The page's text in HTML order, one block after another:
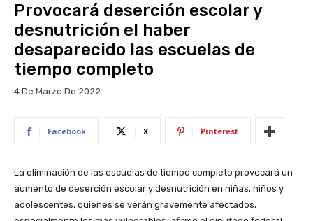
Provocará deserción escolar y
desnutrición el haber
desaparecido las escuelas de
tiempo completo
4 De Marzo De 2022
Facebook X Pinterest
La eliminación de las escuelas de tiempo completo provocará un
aumento de deserción escolar y desnutrición en niñas, niños y
adolescentes, quienes se verán gravemente afectados,